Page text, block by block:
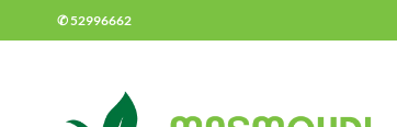
au
✆ 52996662